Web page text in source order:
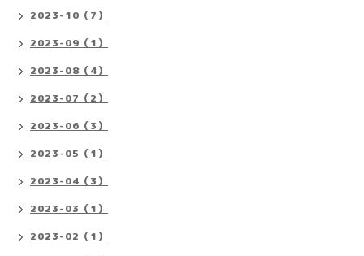
2023-10（7）
2023-09（1）
2023-08（4）
2023-07（2）
2023-06（3）
2023-05（1）
2023-04（3）
2023-03（1）
2023-02（1）